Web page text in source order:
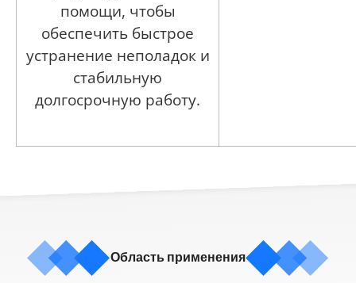
помощи, чтобы
обеспечить быстрое
устранение неполадок и
стабильную
долгосрочную работу.
Область применения